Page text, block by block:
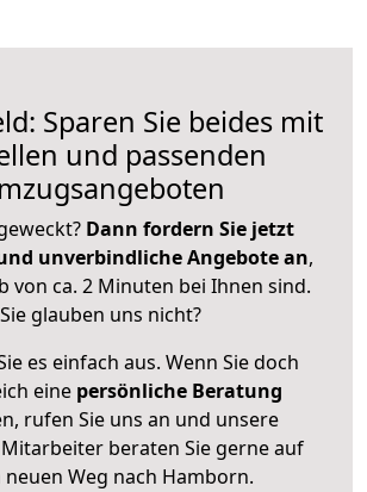
Sparen Sie beides mit
und passenden
Dann fordern Sie jetzt
unverbindliche Angebote an,
von ca. 2 Minuten bei Ihnen sind.
Sie glauben uns nicht?
es einfach aus. Wenn Sie doch
eine persönliche Beratung
rufen Sie uns an und unsere
beraten Sie gerne auf
Weg nach Hamborn.